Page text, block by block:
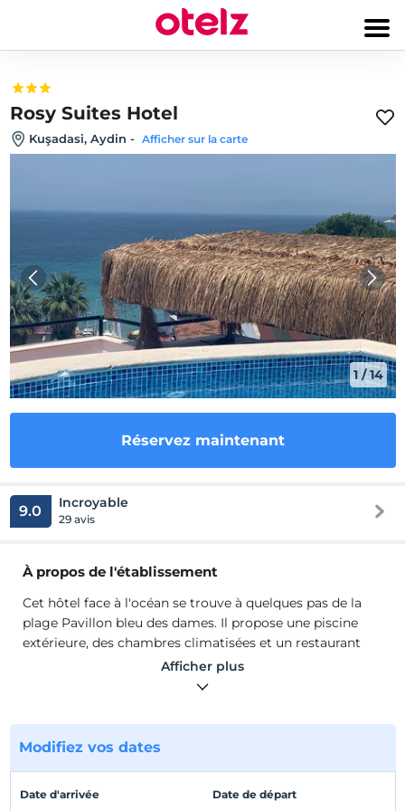
Rosy Suites Hotel
Kuşadasi, Aydin - Afficher sur la carte
1 /14
Réservez maintenant
9.0 Incroyable
29 avis
À propos de l'établissement
Cet hôtel face à l'océan se trouve à quelques pas de la
plage Pavillon bleu des dames. Il propose une piscine
extérieure, des chambres climatisées et un restaurant
sur le toit offrant une vue imprenable sur la mer Égée.
Toutes les chambres de l'Hotel Rosy sont équipées d'un
de bain dispose d'une douche et de toilettes. Le Rose
hotel Liegestühlen.Sie propose une terrasse bien exposée
Cet hôtel face à l'océan se trouve à quelques pas de la
Afficher plus
Modifiez vos dates
Date d'arrivée Date de départ